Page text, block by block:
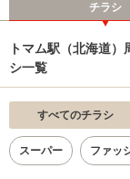
チラシ
トマム駅（北海道
シ一覧
すべてのチラシ
スーパー ファッ